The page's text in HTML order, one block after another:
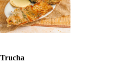
Trucha